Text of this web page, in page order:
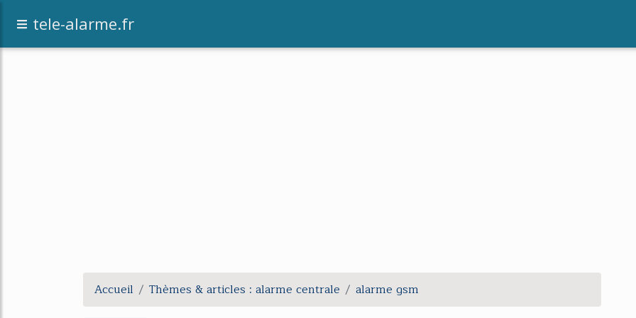
tele-alarme.fr
Accueil Thèmes & articles : alarme centrale alarme gsm